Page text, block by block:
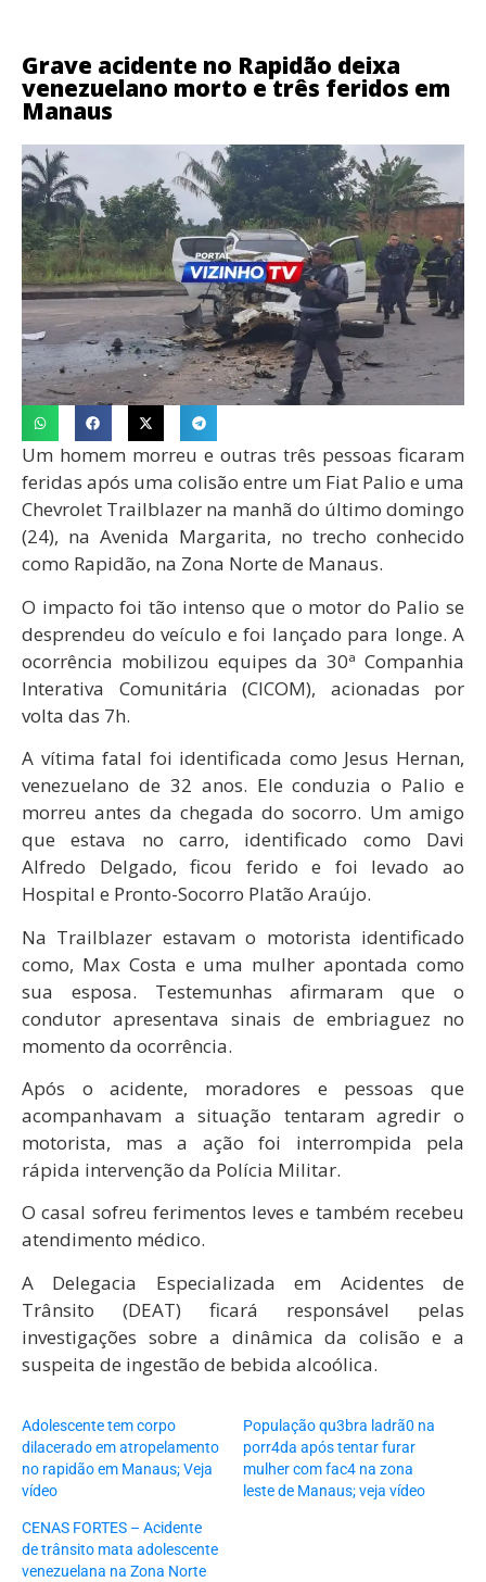
Grave acidente no Rapidão deixa
venezuelano morto e três feridos em
Manaus
Um homem morreu e outras três pessoas ficaram
feridas após uma colisão entre um Fiat Palio e uma
Chevrolet Trailblazer na manhã do último domingo
(24), na Avenida Margarita, no trecho conhecido
como Rapidão, na Zona Norte de Manaus.
O impacto foi tão intenso que o motor do Palio se
desprendeu do veículo e foi lançado para longe. A
ocorrência mobilizou equipes da 30ª Companhia
Interativa Comunitária (CICOM), acionadas por
volta das 7h.
A vítima fatal foi identificada como Jesus Hernan,
venezuelano de 32 anos. Ele conduzia o Palio e
morreu antes da chegada do socorro. Um amigo
que estava no carro, identificado como Davi
Alfredo Delgado, ficou ferido e foi levado ao
Hospital e Pronto-Socorro Platão Araújo.
Na Trailblazer estavam o motorista identificado
como, Max Costa e uma mulher apontada como
sua esposa. Testemunhas afirmaram que o
condutor apresentava sinais de embriaguez no
momento da ocorrência.
Após o acidente, moradores e pessoas que
acompanhavam a situação tentaram agredir o
motorista, mas a ação foi interrompida pela
rápida intervenção da Polícia Militar.
O casal sofreu ferimentos leves e também recebeu
atendimento médico.
A Delegacia Especializada em Acidentes de
Trânsito (DEAT) ficará responsável pelas
investigações sobre a dinâmica da colisão e a
suspeita de ingestão de bebida alcoólica.
Adolescente tem corpo
dilacerado em atropelamento
no rapidão em Manaus; Veja
vídeo
População qu3bra ladrã0 na
porr4da após tentar furar
mulher com fac4 na zona
leste de Manaus; veja vídeo
CENAS FORTES – Acidente
de trânsito mata adolescente
venezuelana na Zona Norte